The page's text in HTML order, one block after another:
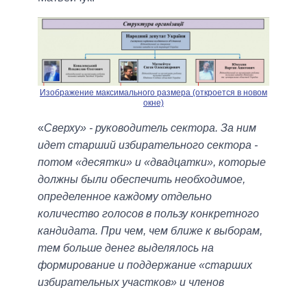
Изображение максимального размера (откроется в новом
окне)
«Сверху» - руководитель сектора. За ним
идет старший избирательного сектора -
потом «десятки» и «двадцатки», которые
должны были обеспечить необходимое,
определенное каждому отдельно
количество голосов в пользу конкретного
кандидата. При чем, чем ближе к выборам,
тем больше денег выделялось на
формирование и поддержание «старших
избирательных участков» и членов